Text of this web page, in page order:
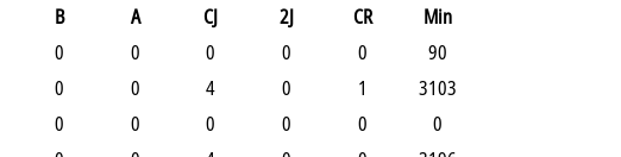
B A CJ 2J CR
Min
0 0 0 0 0
90
0 0 4 0 1
3103
0 0 0 0 0
0